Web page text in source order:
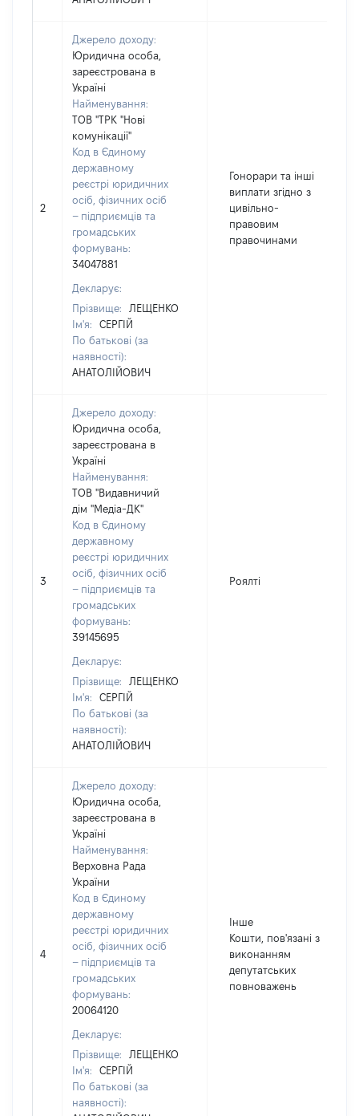
2
Джерело доходу:
Юридична особа,
зареєстрована в
Україні
Найменування:
ТОВ "ТРК "Нові
комунікації"
Код в Єдиному
державному
реєстрі юридичних
осіб, фізичних осіб
– підприємців та
громадських
формувань:
34047881
Декларує:
Прізвище:
ЛЕЩЕНКО
Ім'я:
СЕРГІЙ
По батькові (за
наявності):
АНАТОЛІЙОВИЧ
Гонорари та інші
виплати згідно з
цивільно-
правовим
правочинами
3
Джерело доходу:
Юридична особа,
зареєстрована в
Україні
Найменування:
ТОВ "Видавничий
дім "Медіа-ДК"
Код в Єдиному
державному
реєстрі юридичних
осіб, фізичних осіб
– підприємців та
громадських
формувань:
39145695
Декларує:
Прізвище:
ЛЕЩЕНКО
Ім'я:
СЕРГІЙ
По батькові (за
наявності):
АНАТОЛІЙОВИЧ
Роялті
4
Джерело доходу:
Юридична особа,
зареєстрована в
Україні
Найменування:
Верховна Рада
України
Код в Єдиному
державному
реєстрі юридичних
осіб, фізичних осіб
– підприємців та
громадських
формувань:
20064120
Декларує:
Прізвище:
ЛЕЩЕНКО
Ім'я:
СЕРГІЙ
По батькові (за
наявності):
Інше
Кошти, пов'язані з
виконанням
депутатських
повноважень